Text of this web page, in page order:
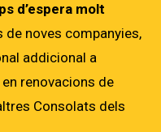
d’espera molt
noves companyies,
addicional a
renovacions de
Consolats dels